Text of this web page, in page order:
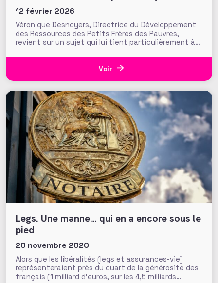
12 février 2026
Véronique Desnoyers, Directrice du Développement
des Ressources des Petits Frères des Pauvres,
revient sur un sujet qui lui tient particulièrement à
stratégies de financement des associations et
fondations, à l’heure du plus grand transfert de
Voir
Legs. Une manne… qui en a encore sous le
pied
20 novembre 2020
Alors que les libéralités (legs et assurances-vie)
représenteraient près du quart de la générosité des
français (1 milliard d’euros, sur les 4,5 milliards